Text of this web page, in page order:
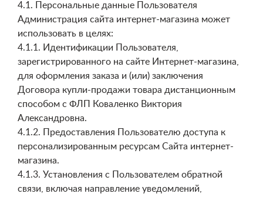
4.1. Персональные данные Пользователя
Администрация сайта интернет-магазина может
использовать в целях:
4.1.1. Идентификации Пользователя,
зарегистрированного на сайте Интернет-магазина,
для оформления заказа и (или) заключения
Договора купли-продажи товара дистанционным
способом с ФЛП Коваленко Виктория
Александровна.
4.1.2. Предоставления Пользователю доступа к
персонализированным ресурсам Сайта интернет-
магазина.
4.1.3. Установления с Пользователем обратной
связи, включая направление уведомлений,